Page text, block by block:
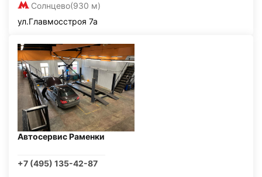
Солнцево(930 м)
ул.Главмосстроя 7а
Автосервис Раменки
+7 (495) 135-42-87